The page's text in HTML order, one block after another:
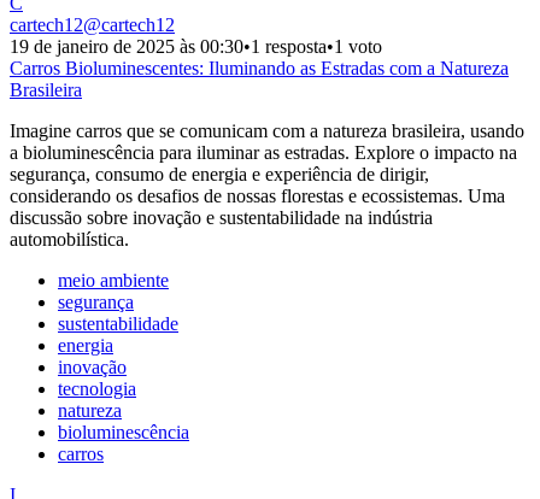
cartech12@cartech12
19 de janeiro de 2025 às 00:30•1 resposta•1 voto
Carros Bioluminescentes: Iluminando as Estradas com a Natureza
Brasileira
Imagine carros que se comunicam com a natureza brasileira, usando
a bioluminescência para iluminar as estradas. Explore o impacto na
segurança, consumo de energia e experiência de dirigir,
considerando os desafios de nossas florestas e ecossistemas. Uma
discussão sobre inovação e sustentabilidade na indústria
automobilística.
meio ambiente
segurança
sustentabilidade
energia
inovação
tecnologia
natureza
bioluminescência
carros
I